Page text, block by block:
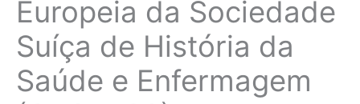
Europeia da Sociedade
Suíça de História da
Saúde e Enfermagem